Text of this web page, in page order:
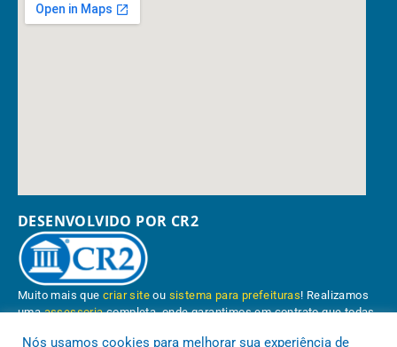
DESENVOLVIDO POR CR2
Muito mais quecriar site ou sistema para prefeituras! Realizamos
umaassessoriacompleta, onde garantimos em contrato que todas
Nós usamos cookies para melhorar sua experiência de